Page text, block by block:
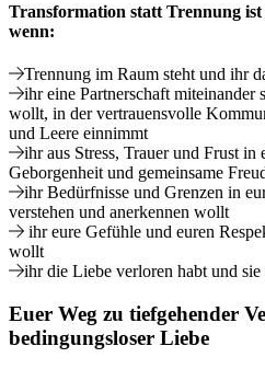
Transformation statt Trennung
wenn:
Trennung im Raum steht und ihr
ihr eine Partnerschaft miteinander
wollt, in der vertrauensvolle
und Leere einnimmt
ihr aus Stress, Trauer und Frust in
Geborgenheit und gemeinsame
ihrBedürfnisse und Grenzen in
verstehen und anerkennen wollt
ihr eure Gefühle und euren
wollt
ihr die Liebe verloren habt und
Euer Weg zu tiefgehender
bedingungsloser Liebe